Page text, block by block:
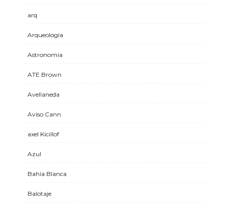
arq
Arqueología
Astronomía
ATE Brown
Avellaneda
Aviso Cann
axel Kicillof
Azul
Bahía Blanca
Balotaje